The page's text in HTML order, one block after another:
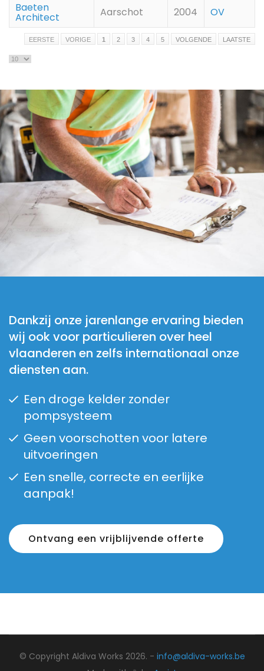
Baeten
Architect Aarschot 2004 OV
EERSTE VORIGE 1 2 3 4 5 VOLGENDE LAATSTE
Dankzij onze jarenlange ervaring bieden
wij ook voor particulieren over heel
vlaanderen en zelfs internationaal onze
diensten aan.
Een droge kelder zonder
pompsysteem
Geen voorschotten voor latere
uitvoeringen
Een snelle, correcte en eerlijke
aanpak!
Ontvang een vrijblijvende offerte
© Copyright Aldiva Works 2026. - info@aldiva-works.be